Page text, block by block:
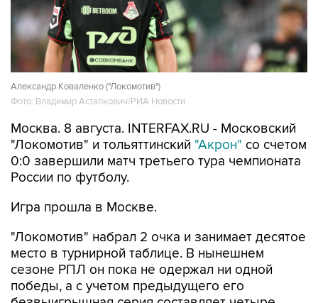
Александр Коваленко ("Локомотив")
Фото: Владимир Астапкович/РИА Новости
Москва. 8 августа. INTERFAX.RU - Московский
"Локомотив" и тольяттинский "Акрон" со счетом
0:0 завершили матч третьего тура чемпионата
России по футболу.
Игра прошла в Москве.
"Локомотив" набрал 2 очка и занимает десятое
место в турнирной таблице. В нынешнем
сезоне РПЛ он пока не одержал ни одной
победы, а с учетом предыдущего его